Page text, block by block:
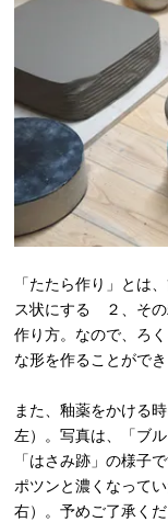
「たたら作り」とは
ス状にする ２、そ
作り方。なので、ろ
な形を作ることができ
また、釉薬をかける
左）。写真は、「ブ
「はさみ跡」の様子
ポツンと濃くなって
右）。予めご了承くだ